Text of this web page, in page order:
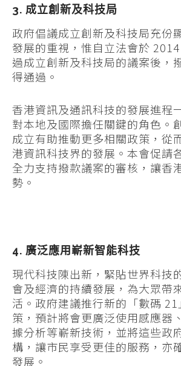
3. 成立創新及科技局
政府倡議成立創新及科技局充份
發展的重視，惟自立法會於
過成立創新及科技局的議案後，
得通過。
香港資訊及通訊科技的發展進程
對本地及國際擔任關鍵的角色。
成立有助推動更多相關政策，從
港資訊科技界的發展。本會促請
全力支持撥款議案的審核，讓香
勢。
4. 廣泛應用嶄新智能科技
現代科技陳出新，緊貼世界科技
會及經濟的持續發展，為大眾帶
活。政府建議推行新的「數碼
策，預計將會更廣泛使用感應器
據分析等嶄新技術，並將這些政
構，讓市民享受更佳的服務，亦
發展。